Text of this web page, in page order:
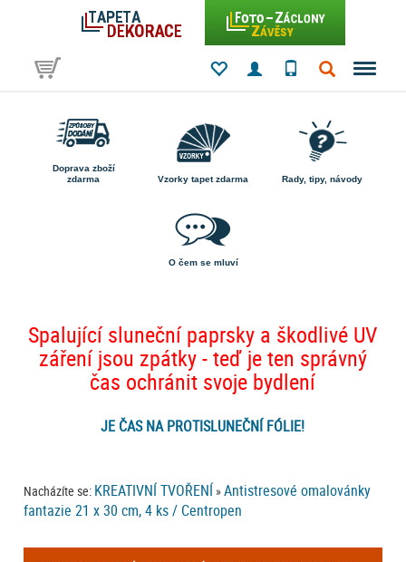
Doprava zboží
zdarma
Vzorky tapet zdarma Rady, tipy, návody
O čem se mluví
Spalující sluneční paprsky a škodlivé UV
záření jsou zpátky - teď je ten správný
čas ochránit svoje bydlení
JE ČAS NA PROTISLUNEČNÍ FÓLIE!
Nacházíte se: KREATIVNÍ TVOŘENÍ »Antistresové omalovánky
fantazie 21 x 30 cm, 4 ks / Centropen